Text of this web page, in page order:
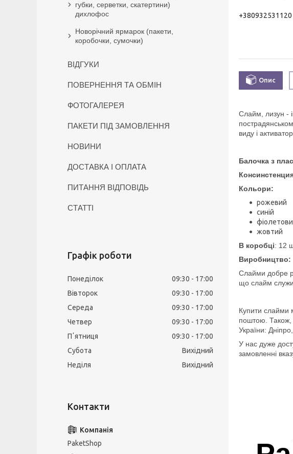
+380932531120
Опис
Слайм, лизун -
виду і
Балочка з
Кольори:
рожевий
синій
жовтий
В коробці: 12
Виробництво:
Слайми добре
що слайм
Купити
поштою. Також,
України:
У нас дуже
замовленні
губки, серветки, скатертини)
дихлофос
Новорічний ярмарок (пакети,
коробочки, сумочки)
ВІДГУКИ
ПОВЕРНЕННЯ ТА ОБМІН
ФОТОГАЛЕРЕЯ
ПАКЕТИ ПІД ЗАМОВЛЕННЯ
НОВИНИ
ДОСТАВКА І ОПЛАТА
ПИТАННЯ ВІДПОВІДЬ
СТАТТІ
Графік роботи
Понеділок 09:30
17:00
Вівторок
09:30
17:00
Середа
09:30
17:00
Четвер
09:30
17:00
Пʼятниця
09:30
17:00
Субота
Вихідний
Неділя
Вихідний
PaketShop